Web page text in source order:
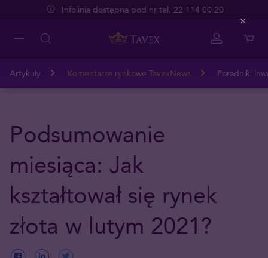
Infolinia dostępna pod nr tel. 22 114 00 20
Artykuły Komentarze rynkowe TavexNews Poradniki
Podsumowanie
miesiąca: Jak
kształtował się rynek
złota w lutym 2021?
Close